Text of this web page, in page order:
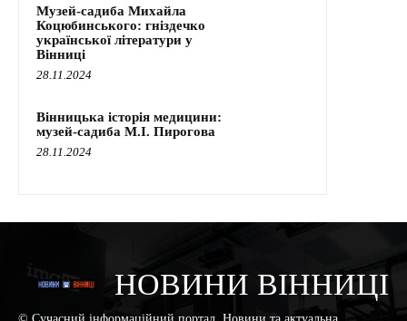
Музей-садиба Михайла
Коцюбинського: гніздечко
української літератури у
Вінниці
28.11.2024
Вінницька історія медицини:
музей-садиба М.І. Пирогова
28.11.2024
НОВИНИ ВІННИЦІ